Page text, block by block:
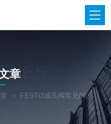
章
FESTO减压阀常见的故障及消除方法